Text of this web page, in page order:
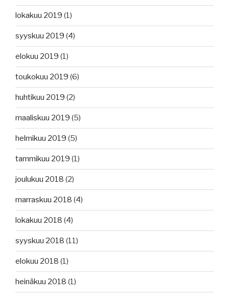
lokakuu 2019 (1)
syyskuu 2019 (4)
elokuu 2019 (1)
toukokuu 2019 (6)
huhtikuu 2019 (2)
maaliskuu 2019 (5)
helmikuu 2019 (5)
tammikuu 2019 (1)
joulukuu 2018 (2)
marraskuu 2018 (4)
lokakuu 2018 (4)
syyskuu 2018 (11)
elokuu 2018 (1)
heinäkuu 2018 (1)